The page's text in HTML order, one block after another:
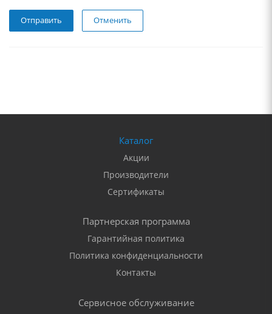
Отменить
Каталог
Акции
Производители
Сертификаты
Партнерская программа
Гарантийная политика
Политика конфиденциальности
Контакты
Сервисное обслуживание